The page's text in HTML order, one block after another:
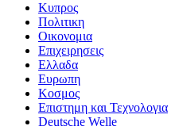
Κυπρος
Πολιτικη
Οικονομια
Επιχειρησεις
Ελλαδα
Ευρωπη
Κοσμος
Επιστημη και Τεχνολογια
Deutsche Welle